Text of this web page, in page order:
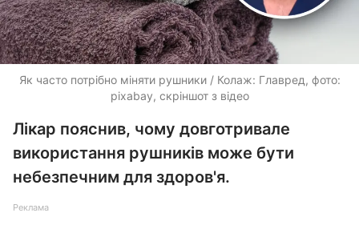
Як часто потрібно міняти рушники / Колаж: Главред, фото:
pixabay, скріншот з відео
Лікар пояснив, чому довготривале
використання рушників може бути
небезпечним для здоров'я.
Реклама